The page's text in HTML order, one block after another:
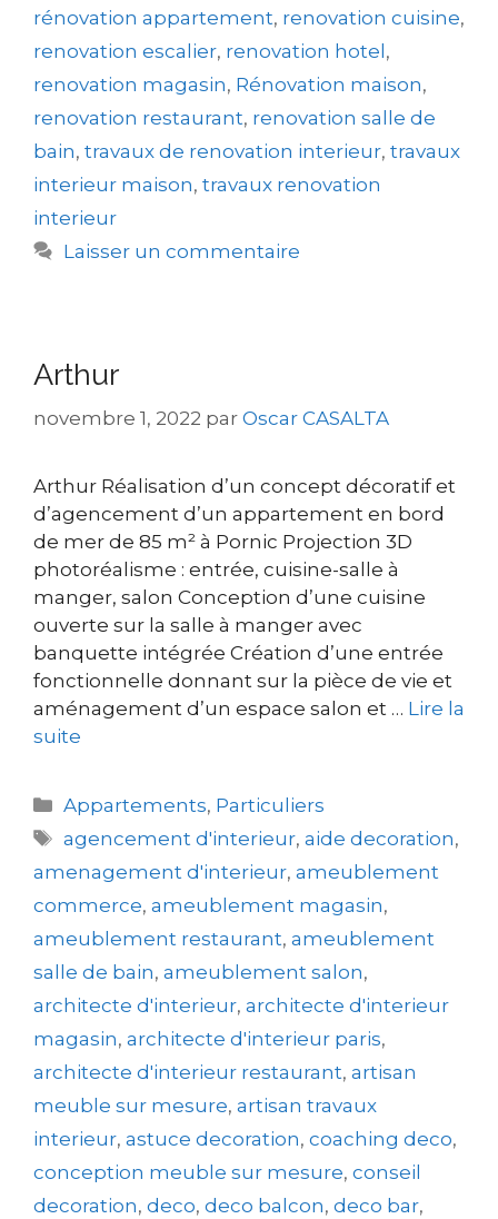
rénovation appartement, renovation cuisine,
renovation escalier, renovation hotel,
renovation magasin, Rénovation maison,
renovation restaurant, renovation salle de
bain, travaux de renovation interieur, travaux
interieur maison, travaux renovation
interieur
Laisser un commentaire
Arthur
novembre 1, 2022 par Oscar CASALTA
Arthur Réalisation d’un concept décoratif et
d’agencement d’un appartement en bord
de mer de 85 m² à Pornic Projection 3D
photoréalisme : entrée, cuisine-salle à
manger, salon Conception d’une cuisine
ouverte sur la salle à manger avec
banquette intégrée Création d’une entrée
fonctionnelle donnant sur la pièce de vie et
aménagement d’un espace salon et … Lire la
suite
Appartements, Particuliers
agencement d'interieur,aide decoration,
amenagement d'interieur, ameublement
commerce, ameublement magasin,
ameublement restaurant, ameublement
salle de bain, ameublement salon,
architecte d'interieur, architecte d'interieur
magasin, architecte d'interieur paris,
architecte d'interieur restaurant, artisan
meuble sur mesure, artisan travaux
interieur, astuce decoration, coaching deco,
conception meuble sur mesure, conseil
decoration, deco, deco balcon, deco bar,